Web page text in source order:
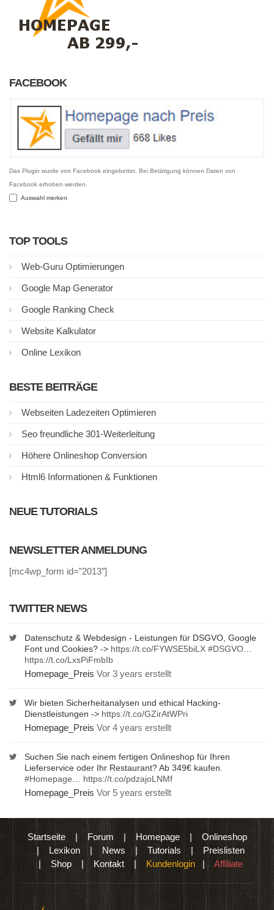
FACEBOOK
Das Plugin wurde von Facebook eingebettet. Bei Betätigung können Daten von
Facebook erhoben werden.
Auswahl merken
TOP TOOLS
Web-Guru Optimierungen
Google Map Generator
Google Ranking Check
Website Kalkulator
Online Lexikon
BESTE BEITRÄGE
Webseiten Ladezeiten Optimieren
Seo freundliche 301-Weiterleitung
Höhere Onlineshop Conversion
Html6 Informationen & Funktionen
NEUE TUTORIALS
NEWSLETTER ANMELDUNG
[mc4wp_form id=”2013″]
TWITTER NEWS
Datenschutz & Webdesign - Leistungen für DSGVO, Google
Font und Cookies? -> https://t.co/FYWSE5biLX #DSGVO
https://t.co/LxsPiFmbIb
Homepage_Preis Vor 3 years erstellt
Wir bieten Sicherheitanalysen und ethical Hacking-
Dienstleistungen -> https://t.co/GZirAtWPri
Homepage_Preis Vor 4 years erstellt
Suchen Sie nach einem fertigen Onlineshop für Ihren
Lieferservice oder Ihr Restaurant? Ab 349€ kaufen.
#Homepage
https://t.co/pdzajoLNMf
Homepage_Preis Vor 5 years erstellt
Startseite| Forum | Homepage| Onlineshop
| Lexikon |News | Tutorials | Preislisten
| Shop | Kontakt | Kundenlogin | Affiliate